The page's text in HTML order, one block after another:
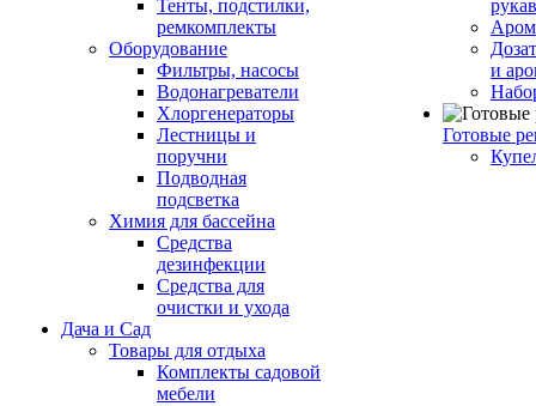
Тенты, подстилки,
ремкомплекты
Оборудование
Фильтры, насосы
Водонагреватели
Хлоргенераторы
Лестницы и
поручни
Подводная
подсветка
Химия для бассейна
Средства
дезинфекции
Средства для
очистки и ухода
Дача и Сад
Товары для отдыха
Комплекты садовой
мебели
и
Готовые